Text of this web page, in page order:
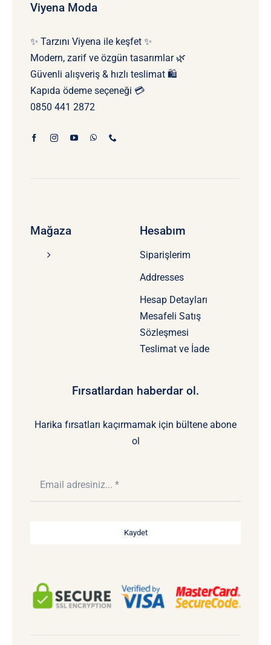
Viyena Moda
✨ Tarzını Viyena ile keşfet ✨
Modern, zarif ve özgün tasarımlar 🌿
Güvenli alışveriş & hızlı teslimat 🛍️
Kapıda ödeme seçeneği 💳
0850 441 2872
Mağaza Hesabım
Siparişlerim
Addresses
Hesap Detayları
Mesafeli Satış
Sözleşmesi
Teslimat ve İade
Fırsatlardan haberdar ol.
Harika fırsatları kaçırmamak için bültene abone
ol
Kaydet